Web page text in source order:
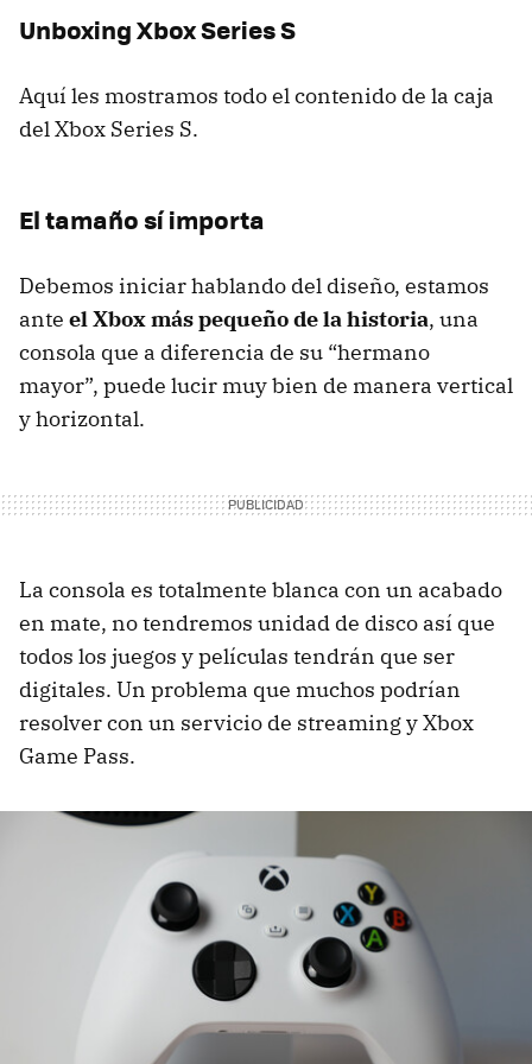
Unboxing Xbox Series S
Aquí les mostramos todo el contenido de la caja
del Xbox Series S.
El tamaño sí importa
Debemos iniciar hablando del diseño, estamos
ante el Xbox más pequeño de la historia, una
consola que a diferencia de su “hermano
mayor”, puede lucir muy bien de manera vertical
y horizontal.
La consola es totalmente blanca con un acabado
en mate, no tendremos unidad de disco así que
todos los juegos y películas tendrán que ser
digitales. Un problema que muchos podrían
resolver con un servicio de streaming y Xbox
Game Pass.